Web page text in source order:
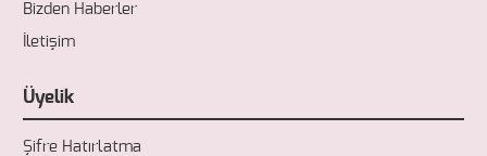
Bizden Haberler
İletişim
Üyelik
Şifre Hatırlatma